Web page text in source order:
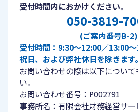
受付時間内におかけください。
050-3819-
(ご案内番号B-2)
受付時間：9:30〜12:00／13:00〜
祝日、および弊社休日を除きます
お問い合わせの際は以下について
い。
お問い合わせ番号：P002791
事務所名：有限会社財務経営サー